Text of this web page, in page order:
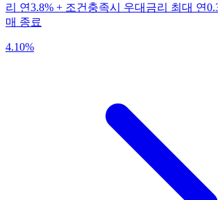
리 연3.8% + 조건충족시 우대금리 최대 연
매 종료
4.10%